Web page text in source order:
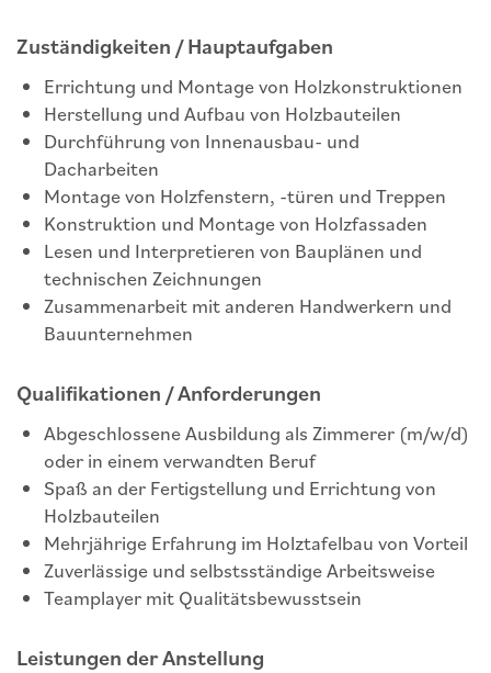
Zuständigkeiten / Hauptaufgaben
Errichtung und Montage von Holzkonstruktionen
Herstellung und Aufbau von Holzbauteilen
Durchführung von Innenausbau- und
Dacharbeiten
Montage von Holzfenstern, -türen und Treppen
Konstruktion und Montage von Holzfassaden
Lesen und Interpretieren von Bauplänen und
technischen Zeichnungen
Zusammenarbeit mit anderen Handwerkern und
Bauunternehmen
Qualifikationen / Anforderungen
Abgeschlossene Ausbildung als Zimmerer (m/w/d)
oder in einem verwandten Beruf
Spaß an der Fertigstellung und Errichtung von
Holzbauteilen
Mehrjährige Erfahrung im Holztafelbau von Vorteil
Zuverlässige und selbstsständige Arbeitsweise
Teamplayer mit Qualitätsbewusstsein
Leistungen der Anstellung